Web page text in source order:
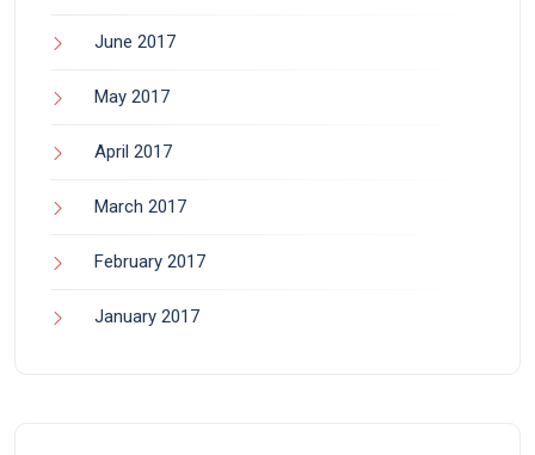
June 2017
May 2017
April 2017
March 2017
February 2017
January 2017